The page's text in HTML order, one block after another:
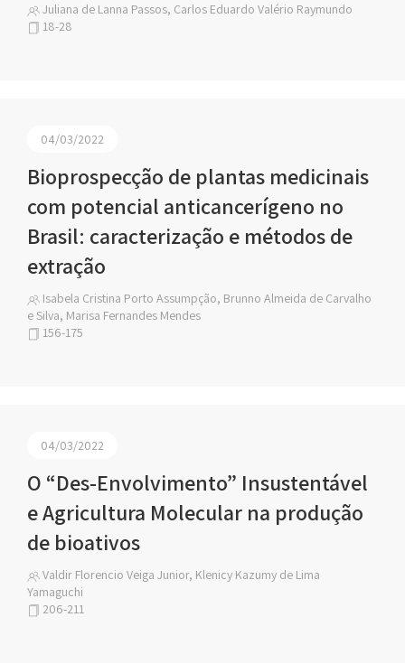
Juliana de Lanna Passos, Carlos Eduardo Valério Raymundo
18-28
04/03/2022
Bioprospecção de plantas medicinais
com potencial anticancerígeno no
Brasil: caracterização e métodos de
extração
Isabela Cristina Porto Assumpção, Brunno Almeida de Carvalho
e Silva, Marisa Fernandes Mendes
156-175
04/03/2022
O “Des-Envolvimento” Insustentável
e Agricultura Molecular na produção
de bioativos
Valdir Florencio Veiga Junior, Klenicy Kazumy de Lima
Yamaguchi
206-211